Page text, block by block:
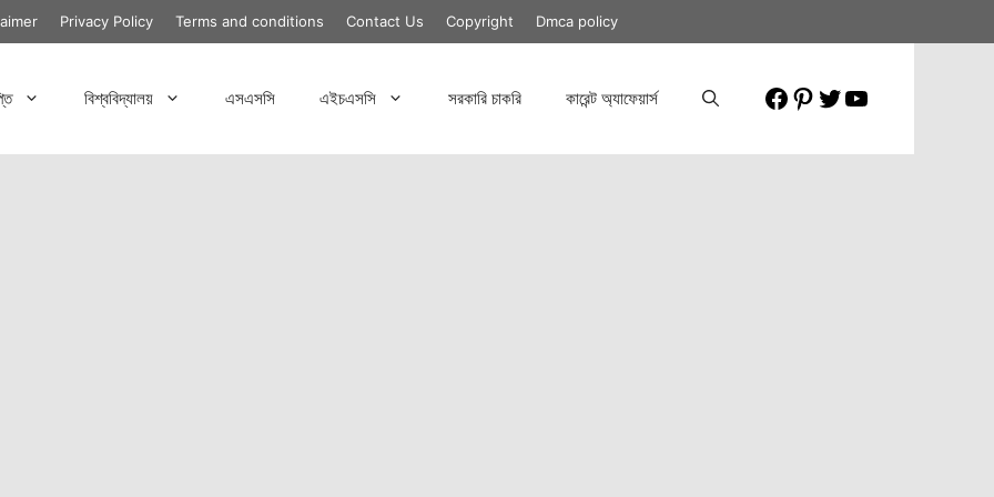
Privacy Policy Terms and conditions Contact Us Copyright Dmca policy
বিশ্ববিদ্যালয় এসএসসি এইচএসসি সরকারি চাকরি কারেন্ট অ্যাফেয়ার্স Facebook
Pinterest
Twitter
YouTube